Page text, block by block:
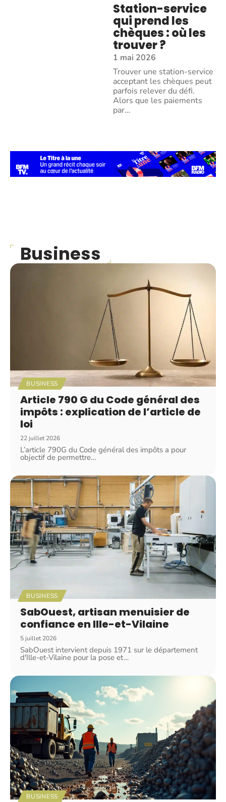
Station-service
qui prend les
chèques : où les
trouver ?
1 mai 2026
Trouver une station-service
acceptant les chèques peut
parfois relever du défi.
Alors que les paiements
par…
Business
BUSINESS
Article 790 G du Code général des
impôts : explication de l’article de
loi
22 juillet 2026
L’article 790G du Code général des impôts a pour
objectif de permettre…
BUSINESS
SabOuest, artisan menuisier de
confiance en Ille-et-Vilaine
5 juillet 2026
SabOuest intervient depuis 1971 sur le département
d'Ille-et-Vilaine pour la pose et…
BUSINESS